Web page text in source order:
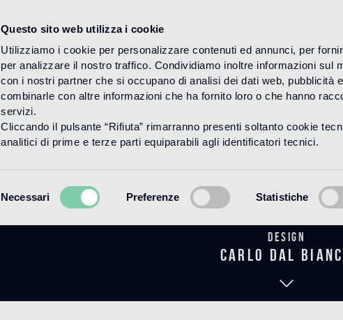
Questo sito web utilizza i cookie
Utilizziamo i cookie per personalizzare contenuti ed annunci, per
per analizzare il nostro traffico. Condividiamo inoltre informazioni sul
con i nostri partner che si occupano di analisi dei dati web, pubblicità
combinarle con altre informazioni che ha fornito loro o che hanno
servizi.
Cliccando il pulsante “Rifiuta” rimarranno presenti soltanto cookie
analitici di prime e terze parti equiparabili agli identificatori tecnici.
del
Necessari Preferenze Statistiche
HOME PRODUITS
Karl
Design
carlo dal